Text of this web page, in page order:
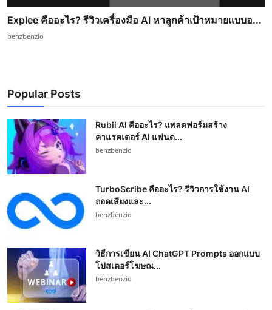
Explee คืออะไร? รีวิวเครื่องมือ AI หาลูกค้าเป้าหมายแบบอ...
benzbenzio
Popular Posts
Rubii AI คืออะไร? แพลตฟอร์มสร้าง
คาแรคเตอร์ AI แฟนด...
benzbenzio
TurboScribe คืออะไร? รีวิวการใช้งาน AI
ถอดเสียงและ...
benzbenzio
วิธีการเขียน AI ChatGPT Prompts ออกแบบ
โปสเตอร์โฆษณ...
benzbenzio